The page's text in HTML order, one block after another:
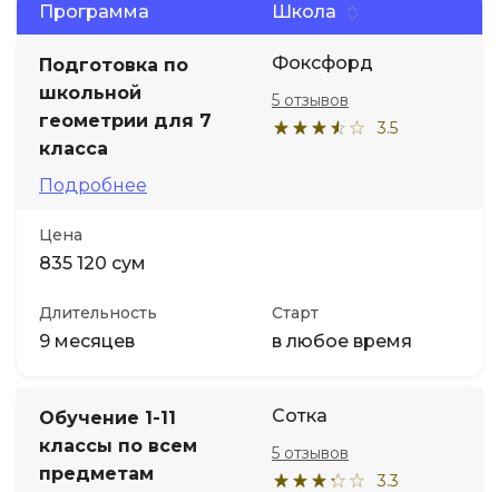
Программа Школа
Подготовка по
школьной
геометрии для 7
класса
Подробнее
Фоксфорд
3.5
5 отзывов
Цена
835 120 сум
Длительность
9 месяцев
Старт
в любое время
Обучение 1-11
классы по всем
предметам
Сотка
3.3
5 отзывов
Менеджмент
Иностранные языки
ДПО
Акции и промокоды